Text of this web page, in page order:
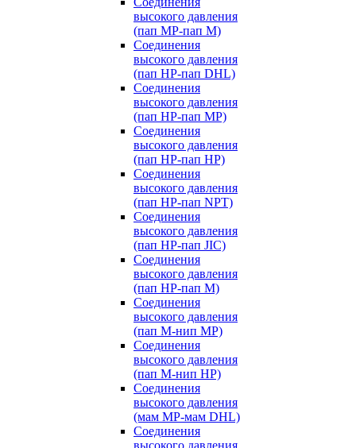
высокого давления
(пап MP-пап M)
Соединения
высокого давления
(пап HP-пап DHL)
Соединения
высокого давления
(пап HP-пап MP)
Соединения
высокого давления
(пап HP-пап HP)
Соединения
высокого давления
(пап HP-пап NPT)
Соединения
высокого давления
(пап HP-пап JIC)
Соединения
высокого давления
(пап HP-пап M)
Соединения
высокого давления
(пап M-нип MP)
Соединения
высокого давления
(пап M-нип HP)
Соединения
высокого давления
(мам MP-мам DHL)
Соединения
высокого давления